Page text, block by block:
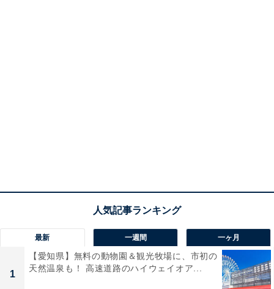
最新 一週間 一ヶ月
1
【愛知県】無料の動物園＆観光牧場に、市初の
天然温泉も！ 高速道路のハイウェイオア...